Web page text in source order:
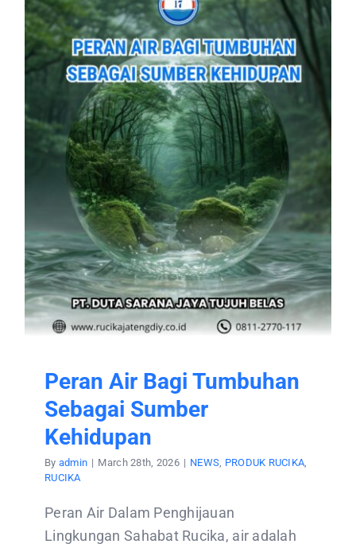
Peran Air Bagi Tumbuhan
Sebagai Sumber
Kehidupan
By admin | March 28th, 2026 | NEWS PRODUK RUCIKA
RUCIKA
Peran Air Dalam Penghijauan
Lingkungan Sahabat Rucika, air adalah